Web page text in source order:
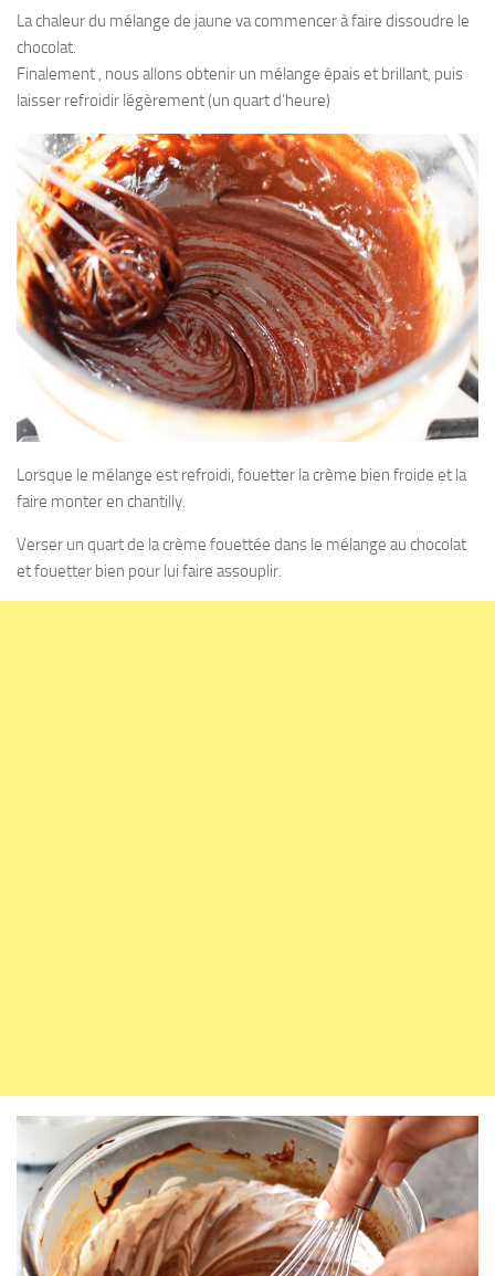
La chaleur du mélange de jaune va commencer à faire dissoudre le
chocolat.
Finalement , nous allons obtenir un mélange épais et brillant, puis
laisser refroidir légèrement (un quart d’heure)
Lorsque le mélange est refroidi, fouetter la crème bien froide et la
faire monter en chantilly.
Verser un quart de la crème fouettée dans le mélange au chocolat
et fouetter bien pour lui faire assouplir.